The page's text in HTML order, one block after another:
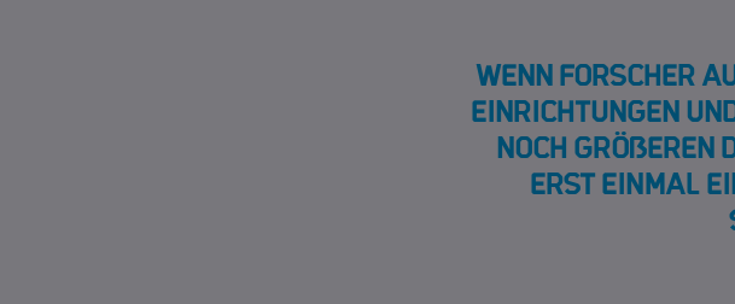
Wenn Forscher
Einrichtungen
noch größeren
erst einmal